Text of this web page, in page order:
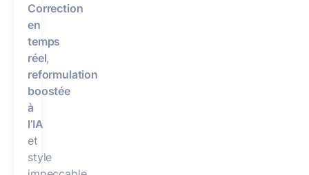
Correction
en
temps
réel,
reformulation
boostée
à
l’IA
et
style